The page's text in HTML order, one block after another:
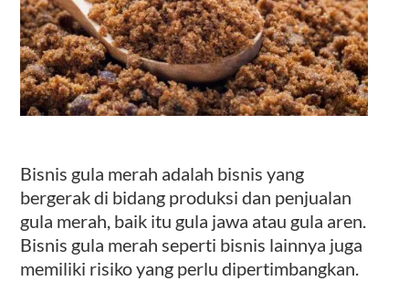
Bisnis gula merah adalah bisnis yang
bergerak di bidang produksi dan penjualan
gula merah, baik itu gula jawa atau gula aren.
Bisnis gula merah seperti bisnis lainnya juga
memiliki risiko yang perlu dipertimbangkan.